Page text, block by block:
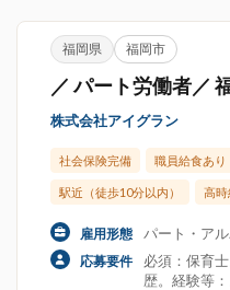
福岡県 福岡市
／ パート労働者／
株式会社アイグラン
社会保険完備 職員給食あり
駅近（徒歩10分以内） 高時
雇用形態 パート・ア
応募要件
必須：保育
歴。経験等：